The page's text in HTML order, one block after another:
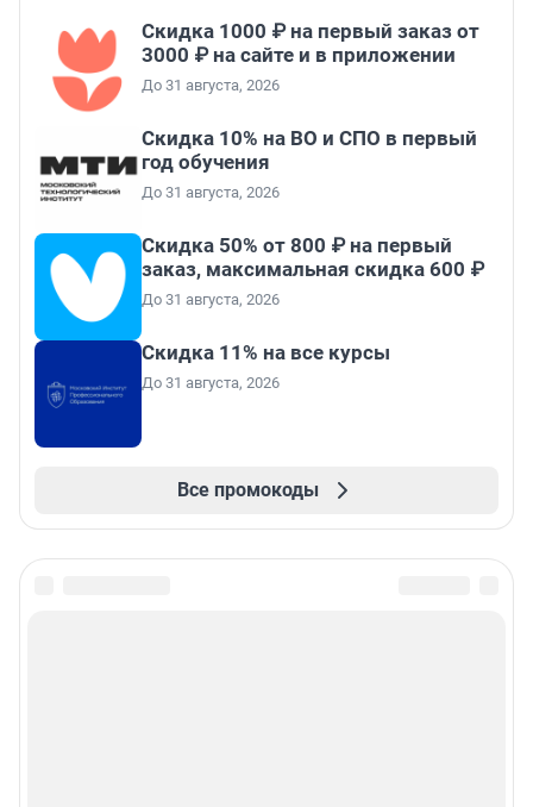
Скидка 1000 ₽ на первый заказ от
3000 ₽ на сайте и в приложении
До 31 августа, 2026
Скидка 10% на ВО и СПО в первый
год обучения
До 31 августа, 2026
Скидка 50% от 800 ₽ на первый
заказ, максимальная скидка 600 ₽
До 31 августа, 2026
Скидка 11% на все курсы
До 31 августа, 2026
Все промокоды